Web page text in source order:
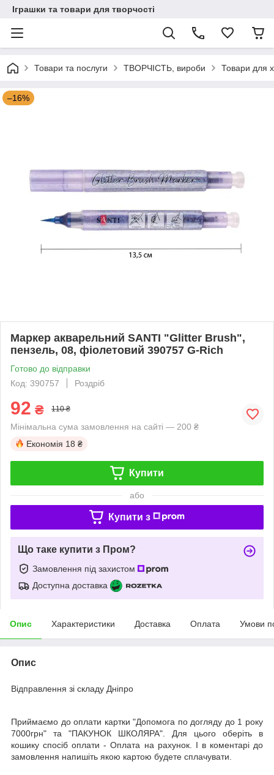
Іграшки та товари для творчості
Товари та послуги ТВОРЧІСТЬ, вироби Товари для
–16%
Маркер акварельний SANTI "Glitter Brush",
пензель, 08, фіолетовий 390757 G-Rich
Готово до відправки
Код: 390757
Роздріб
92 ₴ 110 ₴
Мінімальна сума замовлення на сайті — 200 ₴
Економія 18 ₴
Купити
або
Купити з
Що таке купити з Пром?
Замовлення під захистом
Доступна доставка
Опис Характеристики Доставка Оплата Умови
Опис
Відправлення зі складу Дніпро
Приймаємо до оплати картки "Допомога по догляду до 1 року
7000грн" та "ПАКУНОК ШКОЛЯРА". Для цього оберіть в
кошику спосіб оплати - Оплата на рахунок. І в коментарі до
замовлення напишіть якою картою будете сплачувати.